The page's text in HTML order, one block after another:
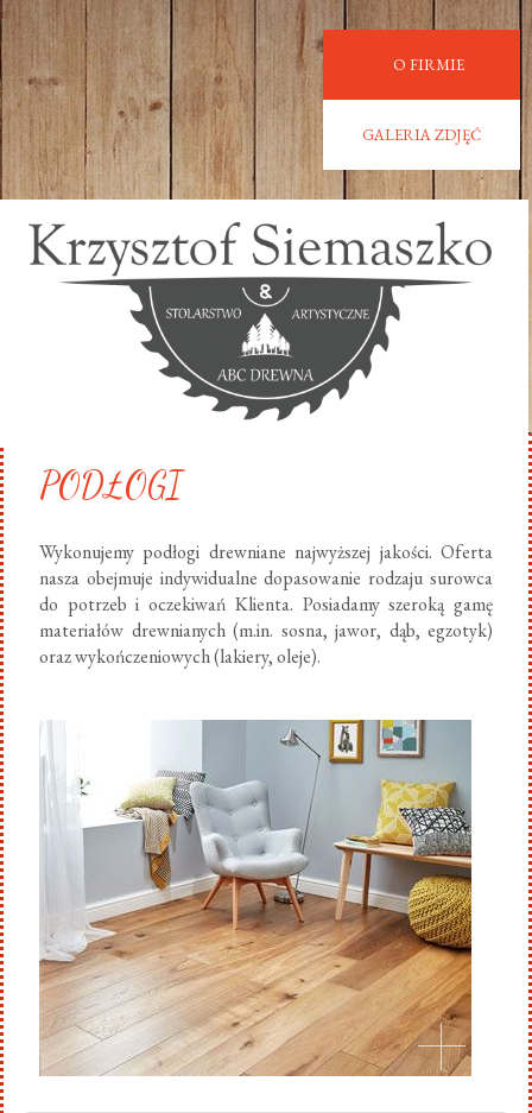
O FIRMIE
GALERIA ZDJĘĆ
PODŁOGI
Wykonujemy podłogi drewniane najwyższej jakości. Oferta
nasza obejmuje indywidualne dopasowanie rodzaju surowca
do potrzeb i oczekiwań Klienta. Posiadamy szeroką gamę
materiałów drewnianych (m.in. sosna, jawor, dąb, egzotyk)
oraz wykończeniowych (lakiery, oleje).